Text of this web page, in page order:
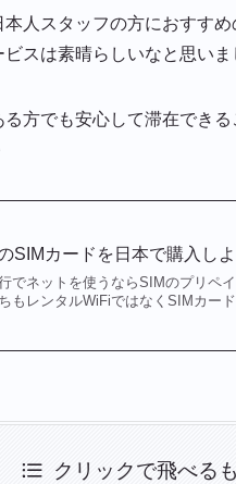
人スタッフの方におすす
スは素晴らしいなと思いま
方でも安心して滞在でき
SIMカードを日本で購入し
でネットを使うならSIMのプリペ
もレンタルWiFiではなくSIMカー
クリックで飛べる